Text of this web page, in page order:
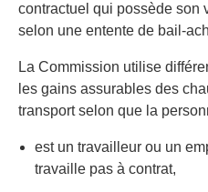
contractuel qui possède son
selon une entente de bail-
La Commission utilise
les gains assurables des
transport selon que la
est un travailleur ou un
travaille pas à contrat,